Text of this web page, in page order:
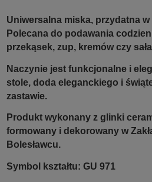
Uniwersalna miska, przydatna
Polecana do podawania
przekąsek, zup, kremów czy
Naczynie jest funkcjonalne i
stole, doda eleganckiego i
zastawie.
Produkt wykonany z glinki
formowany i dekorowany w
Bolesławcu.
Symbol kształtu: GU 971